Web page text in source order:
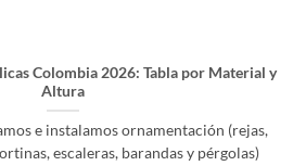
Colombia 2026: Tabla por Material y
Altura
e instalamos ornamentación (rejas,
escaleras, barandas y pérgolas)